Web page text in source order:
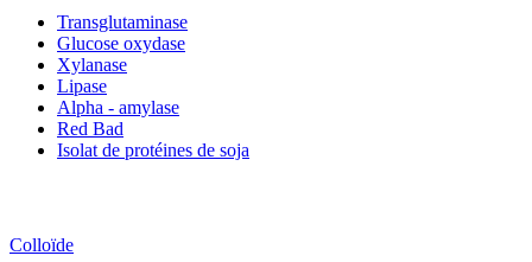
Transglutaminase
Glucose oxydase
Xylanase
Lipase
Alpha - amylase
Red Bad
Isolat de protéines de soja
Colloïde